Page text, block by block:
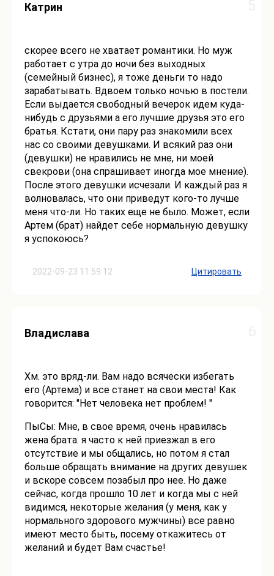
2022-09-23 11:59:12
Катрин
скорее всего не хватает романтики. Но муж
работает с утра до ночи без выходных
(семейный бизнес), я тоже деньги то надо
зарабатывать. Вдвоем только ночью в постели.
Если выдается свободный вечерок идем куда-
нибудь с друзьями а его лучшие друзья это его
братья. Кстати, они пару раз знакомили всех
нас со своими девушками. И всякий раз они
(девушки) не нравились не мне, ни моей
свекрови (она спрашивает иногда мое мнение).
После этого девушки исчезали. И каждый раз я
волновалась, что они приведут кого-то лучше
меня что-ли. Но таких еще не было. Может, если
Артем (брат) найдет себе нормальную девушку
я успокоюсь?
Цитировать
Владислава
Хм. это вряд-ли. Вам надо всячески избегать
его (Артема) и все станет на свои места! Как
говорится: "Нет человека нет проблем! "
ПыСы: Мне, в свое время, очень нравилась
жена брата. я часто к ней приезжал в его
отсутствие и мы общались, но потом я стал
больше обращать внимание на других девушек
и вскоре совсем позабыл про нее. Но даже
сейчас, когда прошло 10 лет и когда мы с ней
видимся, некоторые желания (у меня, как у
нормального здорового мужчины) все равно
имеют место быть, посему откажитесь от
желаний и будет Вам счастье!